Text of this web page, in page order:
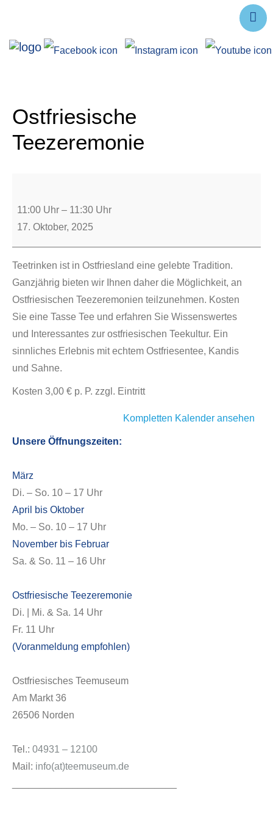
Forschung
Service
Ostfriesische
Teezeremonie
11:00 Uhr – 11:30 Uhr
17. Oktober, 2025
Teetrinken ist in Ostfriesland eine gelebte Tradition.
Ganzjährig bieten wir Ihnen daher die Möglichkeit, an
Ostfriesischen Teezeremonien teilzunehmen. Kosten
Sie eine Tasse Tee und erfahren Sie Wissenswertes
und Interessantes zur ostfriesischen Teekultur. Ein
sinnliches Erlebnis mit echtem Ostfriesentee, Kandis
und Sahne.
Kosten 3,00 € p. P. zzgl. Eintritt
Kompletten Kalender ansehen
Unsere Öffnungszeiten:
März
Di. – So. 10 – 17 Uhr
April bis Oktober
Mo. – So. 10 – 17 Uhr
November bis Februar
Sa. & So. 11 – 16 Uhr
Ostfriesische Teezeremonie
Di. | Mi. & Sa. 14 Uhr
Fr. 11 Uhr
(Voranmeldung empfohlen)
Ostfriesisches Teemuseum
Am Markt 36
26506 Norden
Tel.: 04931 – 12100
Mail: info(at)teemuseum.de